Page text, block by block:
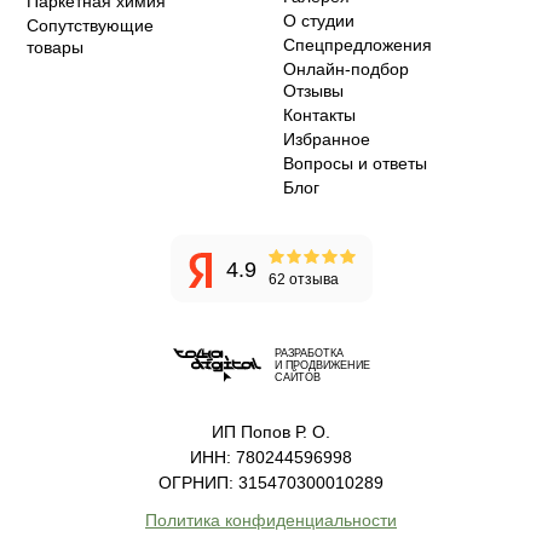
Сопутствующие
товары
О студии
Спецпредложения
Онлайн-подбор
Отзывы
Контакты
Избранное
Вопросы и ответы
Блог
4.9 62 отзыва
РАЗРАБОТКА
И ПРОДВИЖЕНИЕ
САЙТОВ
ИП Попов Р. О.
ИНН: 780244596998
ОГРНИП: 315470300010289
Политика конфиденциальности